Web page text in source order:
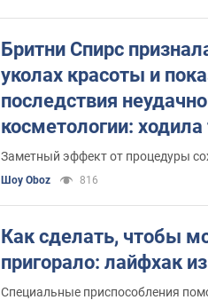
Бритни Спирс
уколах красоты и
последствия
косметологии: ходила
почти месяц
Заметный эффект от процедуры
Шоу Oboz 816
Как сделать, чтобы
пригорало: лайфхак
Специальные приспособления